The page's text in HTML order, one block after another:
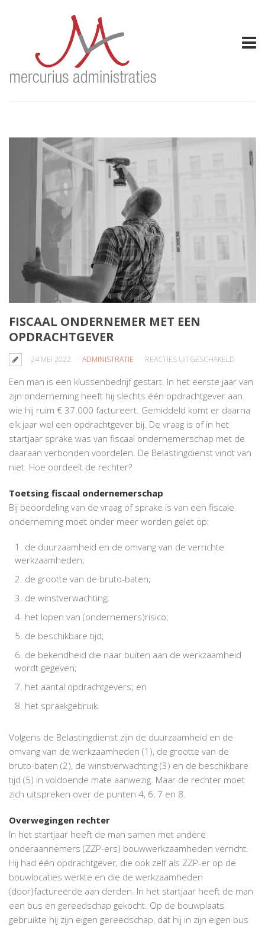
FISCAAL ONDERNEMER MET EEN
OPDRACHTGEVER
24 MEI 2022 ADMINISTRATIE REACTIES UITGESCHAKELD
MET
EEN
Een man is een klussenbedrijf gestart. In het eerste jaar van
zijn onderneming heeft hij slechts één opdrachtgever aan
wie hij ruim € 37.000 factureert. Gemiddeld komt er daarna
elk jaar wel een opdrachtgever bij. De vraag is of in het
startjaar sprake was van fiscaal ondernemerschap met de
daaraan verbonden voordelen. De Belastingdienst vindt van
niet. Hoe oordeelt de rechter?
Toetsing fiscaal ondernemerschap
Bij beoordeling van de vraag of sprake is van een fiscale
onderneming moet onder meer worden gelet op:
de duurzaamheid en de omvang van de verrichte
werkzaamheden;
de grootte van de bruto-baten;
de winstverwachting;
het lopen van (ondernemers)risico;
de beschikbare tijd;
de bekendheid die naar buiten aan de werkzaamheid
wordt gegeven;
het aantal opdrachtgevers; en
het spraakgebruik.
Volgens de Belastingdienst zijn de duurzaamheid en de
omvang van de werkzaamheden (1), de grootte van de
bruto-baten (2), de winstverwachting (3) en de beschikbare
tijd (5) in voldoende mate aanwezig. Maar de rechter moet
zich uitspreken over de punten 4, 6, 7 en 8.
Overwegingen rechter
In het startjaar heeft de man samen met andere
onderaannemers (ZZP-ers) bouwwerkzaamheden verricht.
Hij had één opdrachtgever, die ook zelf als ZZP-er op de
bouwlocaties werkte en die de werkzaamheden
(door)factureerde aan derden. In het startjaar heeft de man
een bus en gereedschap gekocht. Op de bouwplaats
gebruikte hij zijn eigen gereedschap, dat hij in zijn eigen bus